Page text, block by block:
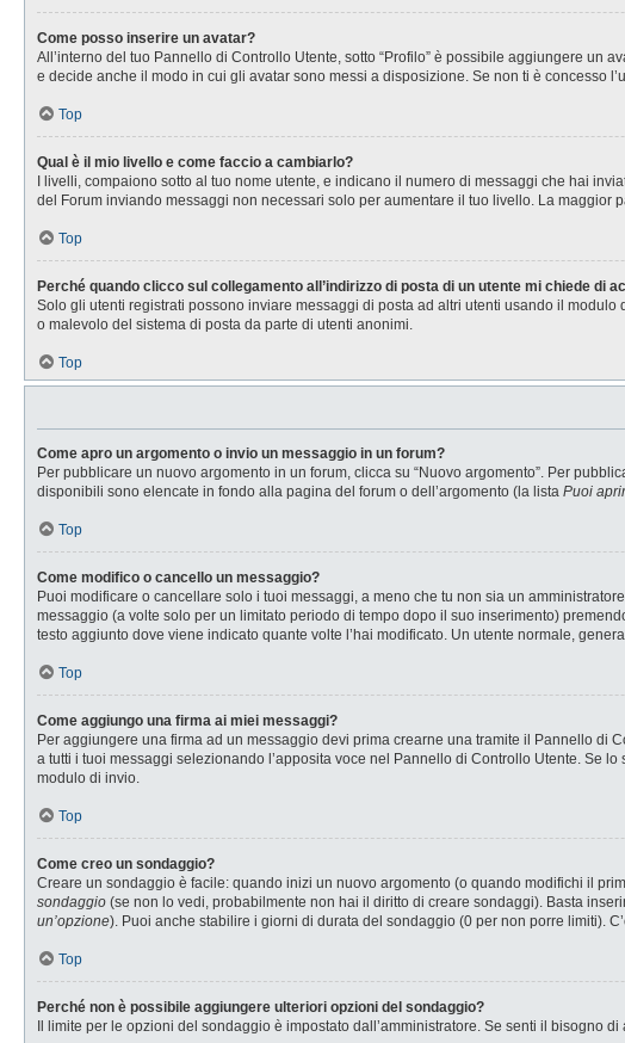
Come posso inserire un avatar?
All’interno del tuo Pannello di Controllo Utente, sotto “Profilo” è possibile aggiungere un
e decide anche il modo in cui gli avatar sono messi a disposizione. Se non ti è concesso
Top
Qual è il mio livello e come faccio a cambiarlo?
I livelli, compaiono sotto al tuo nome utente, e indicano il numero di messaggi che hai
del Forum inviando messaggi non necessari solo per aumentare il tuo livello. La
Top
Perché quando clicco sul collegamento all’indirizzo di posta di un utente mi chiede di
Solo gli utenti registrati possono inviare messaggi di posta ad altri utenti usando il
o malevolo del sistema di posta da parte di utenti anonimi.
Top
Come apro un argomento o invio un messaggio in un forum?
Per pubblicare un nuovo argomento in un forum, clicca su “Nuovo argomento”. Per
disponibili sono elencate in fondo alla pagina del forum o dell’argomento (la lista Puoi
Top
Come modifico o cancello un messaggio?
Puoi modificare o cancellare solo i tuoi messaggi, a meno che tu non sia un
messaggio (a volte solo per un limitato periodo di tempo dopo il suo inserimento)
testo aggiunto dove viene indicato quante volte l’hai modificato. Un utente normale,
Top
Come aggiungo una firma ai miei messaggi?
Per aggiungere una firma ad un messaggio devi prima crearne una tramite il Pannello di
a tutti i tuoi messaggi selezionando l’apposita voce nel Pannello di Controllo Utente. Se
modulo di invio.
Top
Come creo un sondaggio?
Creare un sondaggio è facile: quando inizi un nuovo argomento (o quando modifichi il
sondaggio (se non lo vedi, probabilmente non hai il diritto di creare sondaggi). Basta
un’opzione). Puoi anche stabilire i giorni di durata del sondaggio (0 per non porre limiti).
Top
Perché non è possibile aggiungere ulteriori opzioni del sondaggio?
Il limite per le opzioni del sondaggio è impostato dall’amministratore. Se senti il bisogno